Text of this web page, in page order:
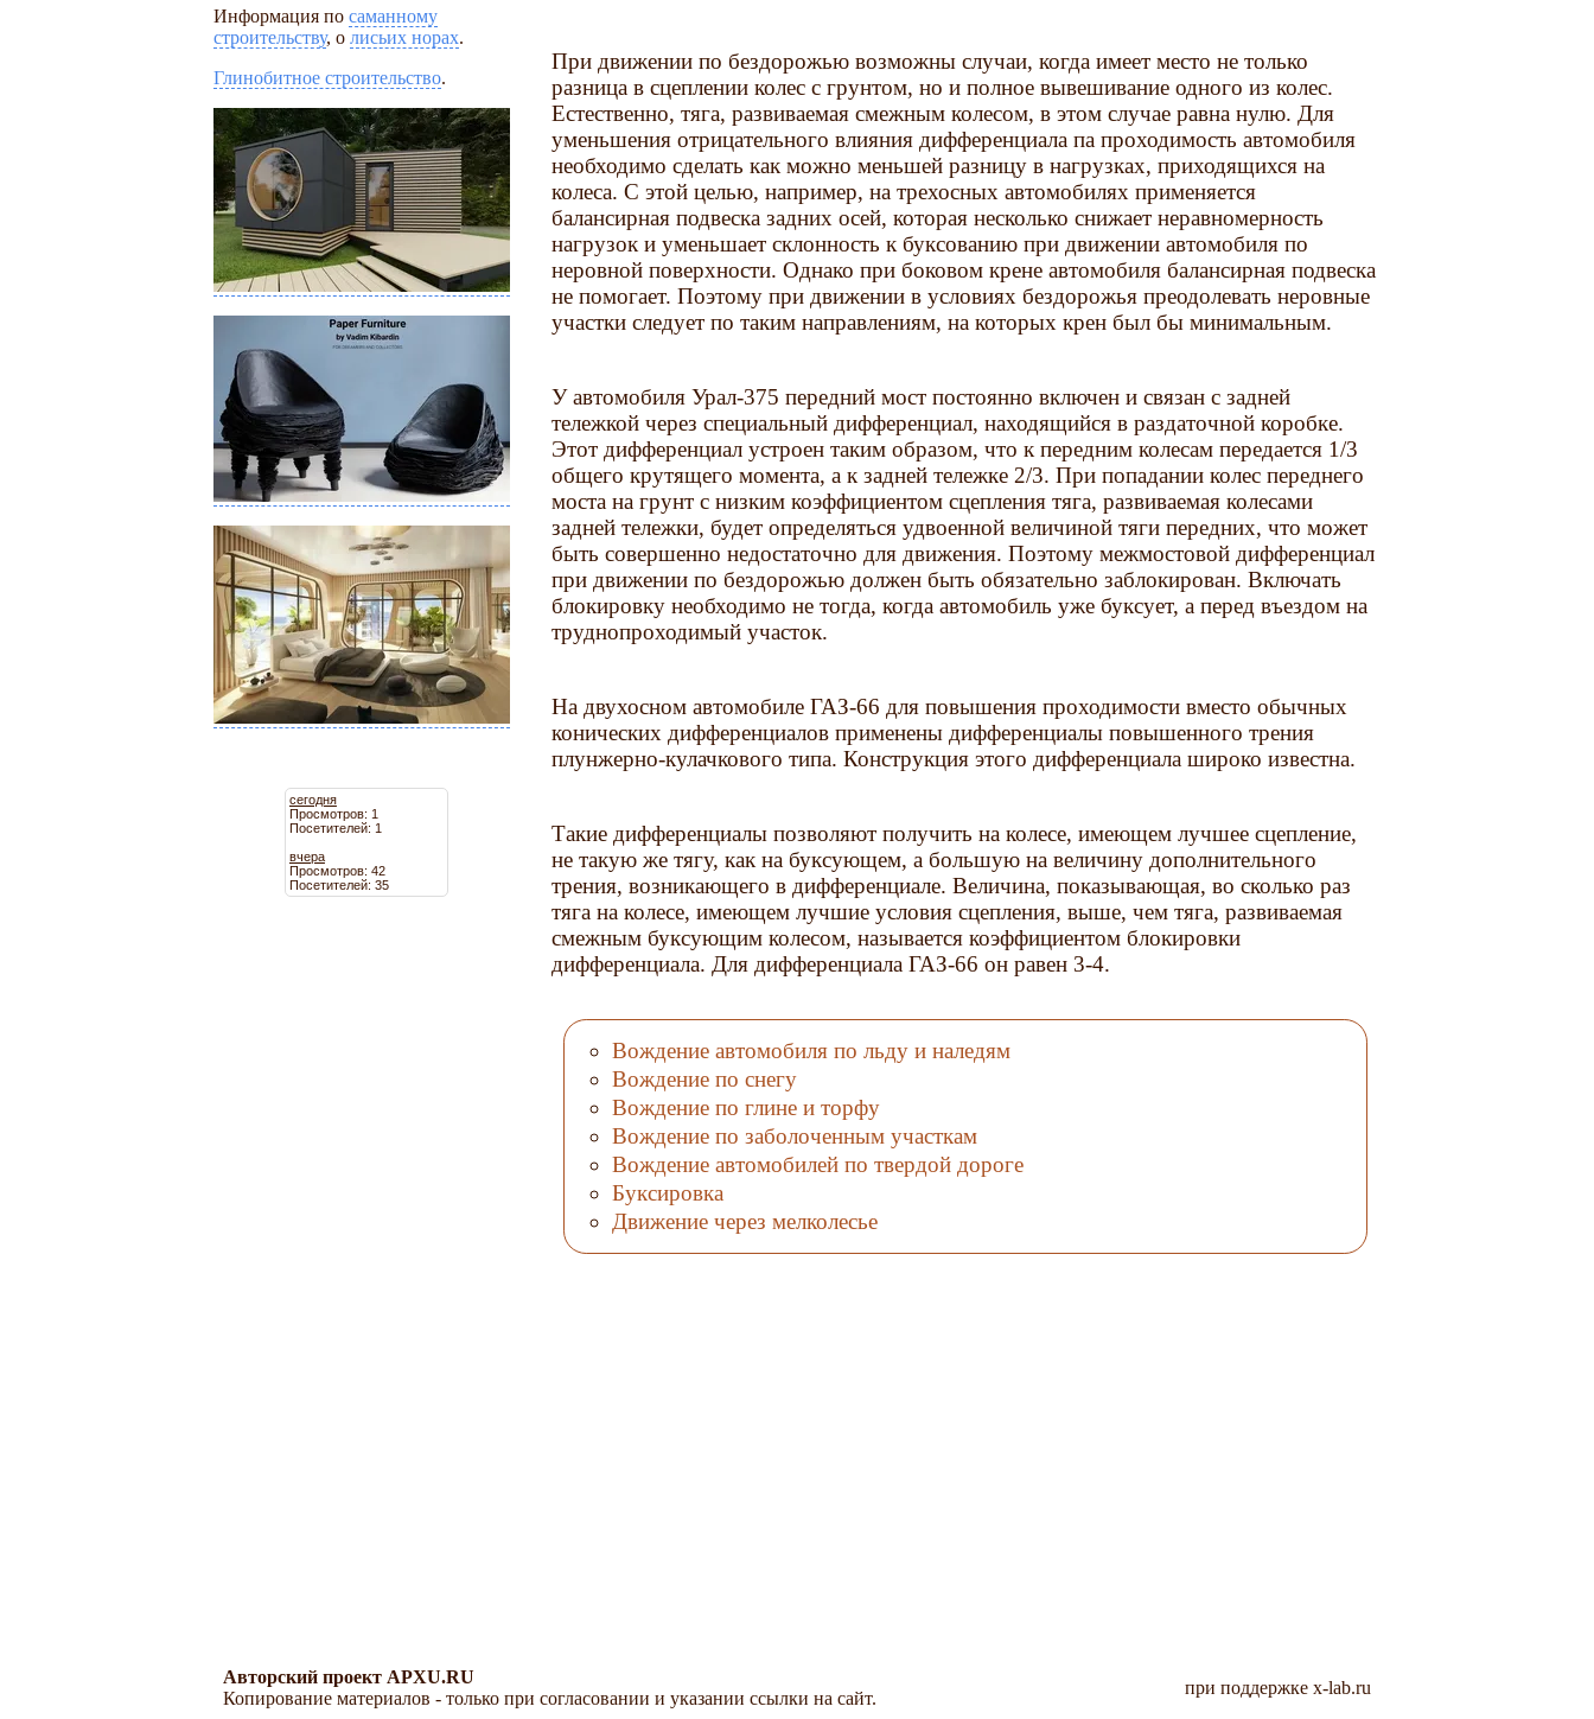
Информация по саманному
строительству, о лисьих норах.
Глинобитное строительство.
сегодня
Просмотров: 1
Посетителей: 1
вчера
Просмотров: 42
Посетителей: 35
При движении по бездорожью возможны случаи, когда имеет место не только
разница в сцеплении колес с грунтом, но и полное вывешивание одного из колес.
Естественно, тяга, развиваемая смежным колесом, в этом случае равна нулю. Для
уменьшения отрицательного влияния дифференциала па проходимость автомобиля
необходимо сделать как можно меньшей разницу в нагрузках, приходящихся на
колеса. С этой целью, например, на трехосных автомобилях применяется
балансирная подвеска задних осей, которая несколько снижает неравномерность
нагрузок и уменьшает склонность к буксованию при движении автомобиля по
неровной поверхности. Однако при боковом крене автомобиля балансирная подвеска
не помогает. Поэтому при движении в условиях бездорожья преодолевать неровные
участки следует по таким направлениям, на которых крен был бы минимальным.
У автомобиля Урал-375 передний мост постоянно включен и связан с задней
тележкой через специальный дифференциал, находящийся в раздаточной коробке.
Этот дифференциал устроен таким образом, что к передним колесам передается 1/3
общего крутящего момента, а к задней тележке 2/3. При попадании колес переднего
моста на грунт с низким коэффициентом сцепления тяга, развиваемая колесами
задней тележки, будет определяться удвоенной величиной тяги передних, что может
быть совершенно недостаточно для движения. Поэтому межмостовой дифференциал
при движении по бездорожью должен быть обязательно заблокирован. Включать
блокировку необходимо не тогда, когда автомобиль уже буксует, а перед въездом на
труднопроходимый участок.
На двухосном автомобиле ГАЗ-66 для повышения проходимости вместо обычных
конических дифференциалов применены дифференциалы повышенного трения
плунжерно-кулачкового типа. Конструкция этого дифференциала широко известна.
Такие дифференциалы позволяют получить на колесе, имеющем лучшее сцепление,
не такую же тягу, как на буксующем, а большую на величину дополнительного
трения, возникающего в дифференциале. Величина, показывающая, во сколько раз
тяга на колесе, имеющем лучшие условия сцепления, выше, чем тяга, развиваемая
смежным буксующим колесом, называется коэффициентом блокировки
дифференциала. Для дифференциала ГАЗ-66 он равен 3-4.
Вождение автомобиля по льду и наледям
Вождение по снегу
Вождение по глине и торфу
Вождение по заболоченным участкам
Вождение автомобилей по твердой дороге
Буксировка
Движение через мелколесье
Авторский проект APXU.RU
Копирование материалов - только при согласовании и указании ссылки на сайт.
при поддержке x-lab.ru